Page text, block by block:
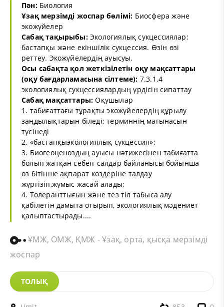
Пән:Биология
Ұзақ мерзімді жоспар бөлімі: Биосфера және
экожүйелер
Сабақ тақырыбы:Экологиялық сукцессиялар:
бастапқы және екіншілік сукцессия. Өзін өзі
реттеу. Экожүйелердің ауысуы.
Осы сабақта қол жеткізілетін оқу мақсаттары
(оқу бағдарламасына сілтеме): 7.3.1.4
экологиялық сукцессиялардың үрдісін сипаттау
Сабақ мақсаттары: Оқушылар
1. табиғаттағы тұрақты экожүйелердің құрылу
заңдылықтарын біледі; терминнің мағынасын
түсінеді
2. «бастапқыэкологиялық сукцессия»;
3. Биогеоценоздың ауысы нәтижесінен табиғатта
болып жатқан себеп-салдар байланысы бойынша
өз бітінше ақпарат көздеріне талдау
жүргізіп,жұмыс жасай алады;
4. Толеранттығын және тез тіл табыса алу
қабілетін дамыта отырып, экологиялық мәдениет
қалыптастырады....
ҰМЖ, ОМЖ, ҚМЖ - Ұзақ, орта, қысқа мерзімді
жоспар
ТОЛЫҚ